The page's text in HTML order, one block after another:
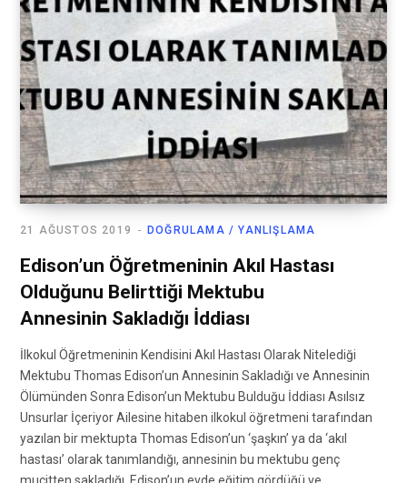
DOĞRULAMA / YANLIŞLAMA
21 AĞUSTOS 2019
Edison’un Öğretmeninin Akıl Hastası
Olduğunu Belirttiği Mektubu
Annesinin Sakladığı İddiası
İlkokul Öğretmeninin Kendisini Akıl Hastası Olarak Nitelediği
Mektubu Thomas Edison’un Annesinin Sakladığı ve Annesinin
Ölümünden Sonra Edison’un Mektubu Bulduğu İddiası Asılsız
Unsurlar İçeriyor Ailesine hitaben ilkokul öğretmeni tarafından
yazılan bir mektupta Thomas Edison’un ‘şaşkın’ ya da ‘akıl
hastası’ olarak tanımlandığı, annesinin bu mektubu genç